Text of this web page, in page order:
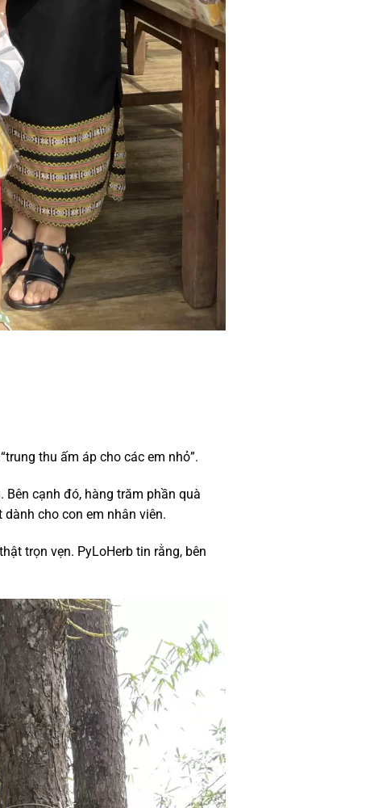
thu ấm áp cho các em nhỏ”.
cạnh đó, hàng trăm phần quà
cho con em nhân viên.
trọn vẹn. PyLoHerb tin rằng, bên